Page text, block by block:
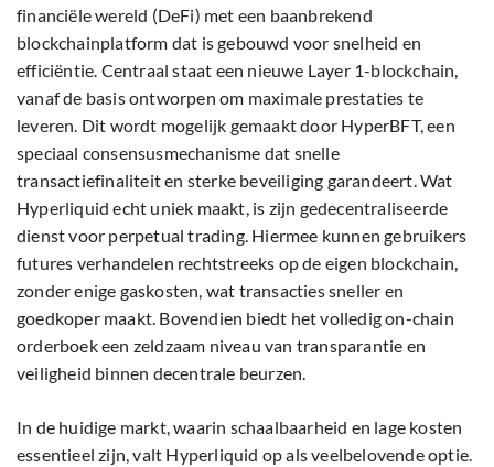
financiële wereld (DeFi) met een baanbrekend
blockchainplatform dat is gebouwd voor snelheid en
efficiëntie. Centraal staat een nieuwe Layer 1-blockchain,
vanaf de basis ontworpen om maximale prestaties te
leveren. Dit wordt mogelijk gemaakt door HyperBFT, een
speciaal consensusmechanisme dat snelle
transactiefinaliteit en sterke beveiliging garandeert. Wat
Hyperliquid echt uniek maakt, is zijn gedecentraliseerde
dienst voor perpetual trading. Hiermee kunnen gebruikers
futures verhandelen rechtstreeks op de eigen blockchain,
zonder enige gaskosten, wat transacties sneller en
goedkoper maakt. Bovendien biedt het volledig on-chain
orderboek een zeldzaam niveau van transparantie en
veiligheid binnen decentrale beurzen.
In de huidige markt, waarin schaalbaarheid en lage kosten
essentieel zijn, valt Hyperliquid op als veelbelovende optie.